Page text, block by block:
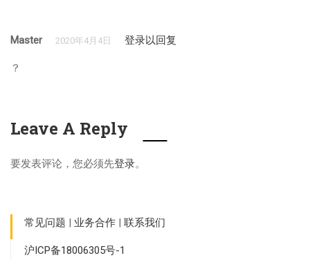
Master 2020年4月4日 登录以回复
？
Leave A Reply
要发表评论，您必须先登录。
常见问题 | 业务合作 | 联系我们
沪ICP备18006305号-1